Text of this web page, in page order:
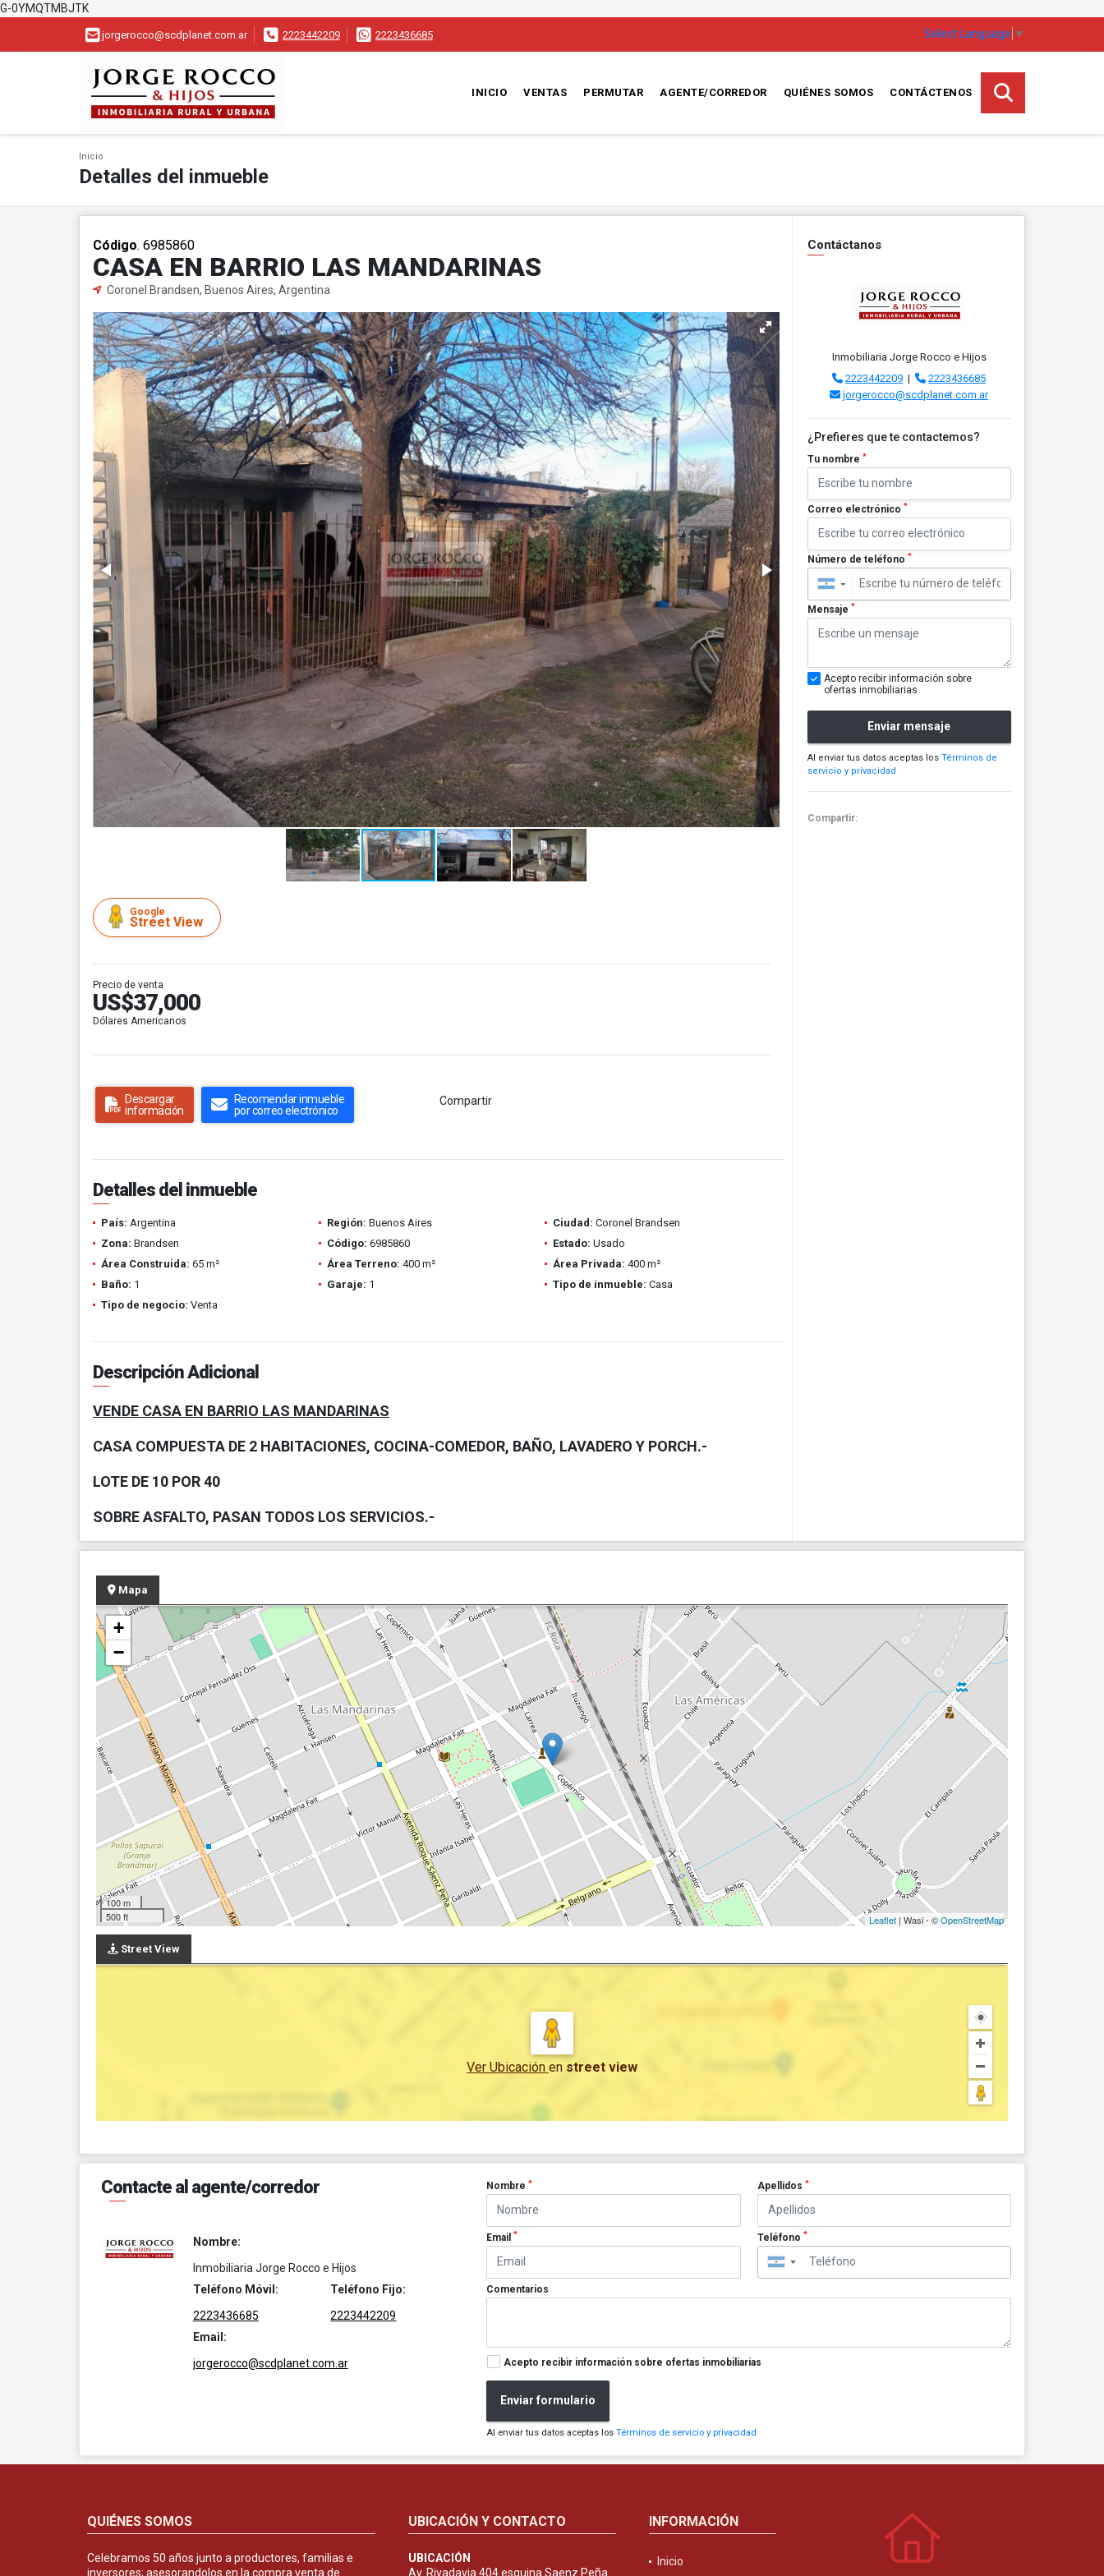
G-0YMQTMBJTK
jorgerocco@scdplanet.com.ar 2223442209 2223436685 Select Language ▼
INICIO VENTAS PERMUTAR AGENTE/CORREDOR QUIÉNES SOMOS CONTÁCTENOS
Inicio
Detalles del inmueble
Código. 6985860
CASA EN BARRIO LAS MANDARINAS
Coronel Brandsen, Buenos Aires, Argentina
Google
Street View
Precio de venta
US$37,000
Dólares Americanos
Descargar
información
Recomendar inmueble
por correo electrónico
Compartir
Detalles del inmueble
País: Argentina Región: Buenos Aires Ciudad: Coronel Brandsen
Zona: Brandsen Código: 6985860 Estado: Usado
Área Construida: 65 m² Área Terreno: 400 m² Área Privada: 400 m²
Baño: 1 Garaje: 1 Tipo de inmueble: Casa
Tipo de negocio: Venta
Descripción Adicional
VENDE CASA EN BARRIO LAS MANDARINAS
CASA COMPUESTA DE 2 HABITACIONES, COCINA-COMEDOR, BAÑO, LAVADERO Y PORCH.-
LOTE DE 10 POR 40
SOBRE ASFALTO, PASAN TODOS LOS SERVICIOS.-
Contáctanos
Inmobiliaria Jorge Rocco e Hijos
2223442209 |
2223436685
jorgerocco@scdplanet.com.ar
¿Prefieres que te contactemos?
Tu nombre *
Correo electrónico *
Número de teléfono *
▼
Mensaje *
Acepto recibir información sobre
ofertas inmobiliarias
Enviar mensaje
Al enviar tus datos aceptas los Términos de
servicio y privacidad
Compartir:
Mapa
+
−
100 m
500 ft
Leaflet | Wasi - ©OpenStreetMap
Street View
Ver Ubicación en street view
Contacte al agente/corredor
Nombre:
Inmobiliaria Jorge Rocco e Hijos
Teléfono Móvil:
2223436685
Teléfono Fijo:
2223442209
Email:
jorgerocco@scdplanet.com.ar
Nombre* Apellidos *
Email* Teléfono *
▼
Comentarios
Acepto recibir información sobre ofertas inmobiliarias
Enviar formulario
Al enviar tus datos aceptas losTérminos de servicio y privacidad
QUIÉNES SOMOS
Celebramos 50 años junto a productores, familias e
inversores; asesorandolos en la compra venta de
UBICACIÓN Y CONTACTO
UBICACIÓN
Av. Rivadavia 404 esquina Saenz Peña
INFORMACIÓN
Inicio